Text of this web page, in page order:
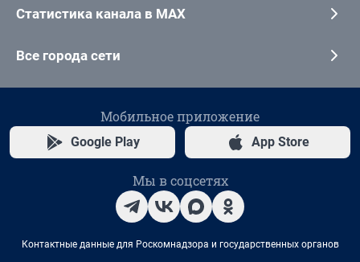
Статистика канала в MAX
Все города сети
Мобильное приложение
Google Play App Store
Мы в соцсетях
Контактные данные для Роскомнадзора и государственных органов